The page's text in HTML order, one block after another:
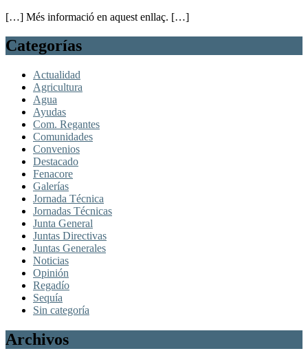
[…] Més informació en aquest enllaç. […]
Categorías
Actualidad
Agricultura
Agua
Ayudas
Com. Regantes
Comunidades
Convenios
Destacado
Fenacore
Galerías
Jornada Técnica
Jornadas Técnicas
Junta General
Juntas Directivas
Juntas Generales
Noticias
Opinión
Regadío
Sequía
Sin categoría
Archivos